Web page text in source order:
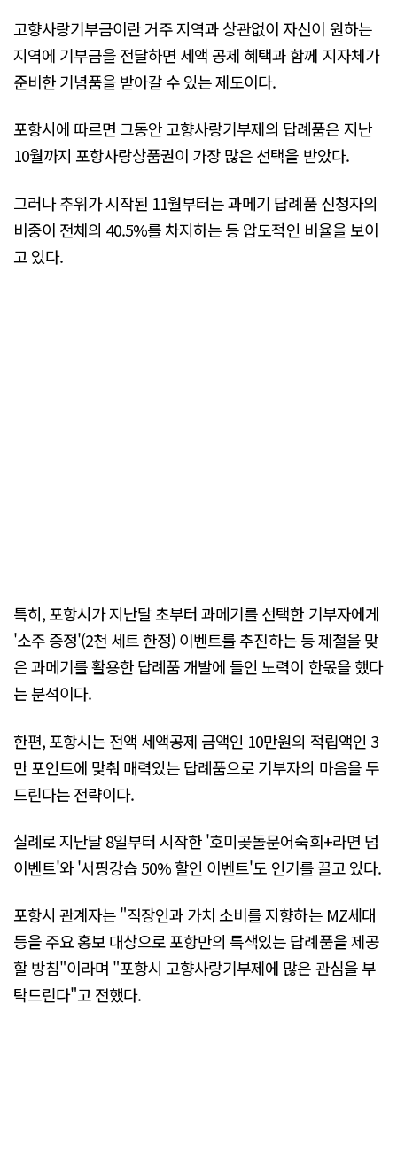
고향사랑기부금이란 거주 지역과 상관없이 자신이 원하는
지역에 기부금을 전달하면 세액 공제 혜택과 함께 지자체가
준비한 기념품을 받아갈 수 있는 제도이다.
포항시에 따르면 그동안 고향사랑기부제의 답례품은 지난
10월까지 포항사랑상품권이 가장 많은 선택을 받았다.
그러나 추위가 시작된 11월부터는 과메기 답례품 신청자의
비중이 전체의 40.5%를 차지하는 등 압도적인 비율을 보이
고 있다.
특히, 포항시가 지난달 초부터 과메기를 선택한 기부자에게
'소주 증정'(2천 세트 한정) 이벤트를 추진하는 등 제철을 맞
은 과메기를 활용한 답례품 개발에 들인 노력이 한몫을 했다
는 분석이다.
한편, 포항시는 전액 세액공제 금액인 10만원의 적립액인 3
만 포인트에 맞춰 매력있는 답례품으로 기부자의 마음을 두
드린다는 전략이다.
실례로 지난달 8일부터 시작한 '호미곶돌문어숙회+라면 덤
이벤트'와 '서핑강습 50% 할인 이벤트'도 인기를 끌고 있다.
포항시 관계자는 "직장인과 가치 소비를 지향하는 MZ세대
등을 주요 홍보 대상으로 포항만의 특색있는 답례품을 제공
할 방침"이라며 "포항시 고향사랑기부제에 많은 관심을 부
탁드린다"고 전했다.